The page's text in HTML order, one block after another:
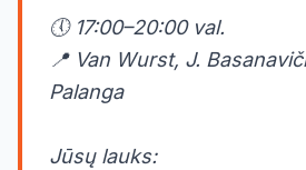
🕔 17:00–20:00 val.
📍 Van Wurst, J.
Palanga
Jūsų lauks: